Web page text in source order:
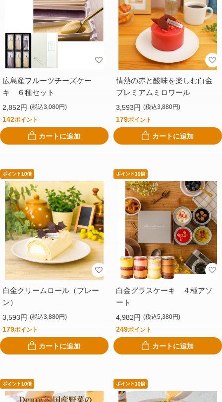
広島産フルーツチーズケー
キ ６種セット
2,852円 (税込3,080円)
142ポイント
カートに追加
情熱の赤と酸味を楽しむ白金
プレミアムミロワール
3,593円 (税込3,880円)
179ポイント
カートに追加
白金クリームロール（プレー
ン）
3,593円 (税込3,880円)
179ポイント
カートに追加
白金グラスケーキ ４種アソ
ート
4,982円 (税込5,380円)
249ポイント
カートに追加